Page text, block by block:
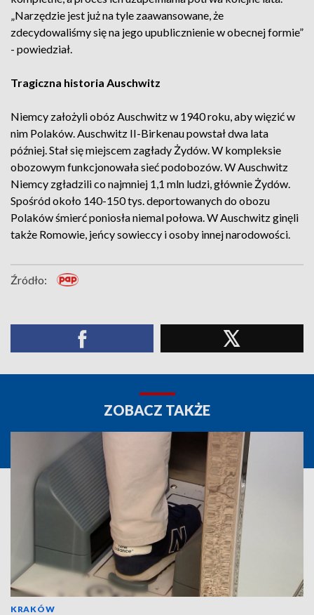
„Narzędzie jest już na tyle zaawansowane, że
zdecydowaliśmy się na jego upublicznienie w obecnej formie”
- powiedział.
Tragiczna historia Auschwitz
Niemcy założyli obóz Auschwitz w 1940 roku, aby więzić w
nim Polaków. Auschwitz II-Birkenau powstał dwa lata
później. Stał się miejscem zagłady Żydów. W kompleksie
obozowym funkcjonowała sieć podobozów. W Auschwitz
Niemcy zgładzili co najmniej 1,1 mln ludzi, głównie Żydów.
Spośród około 140-150 tys. deportowanych do obozu
Polaków śmierć poniosła niemal połowa. W Auschwitz ginęli
także Romowie, jeńcy sowieccy i osoby innej narodowości.
Źródło:
ZOBACZ TAKŻE
KRAKÓW